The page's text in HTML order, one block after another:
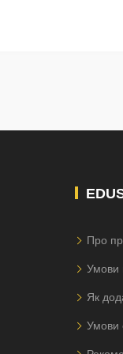
Про
Умови
Як
Умови